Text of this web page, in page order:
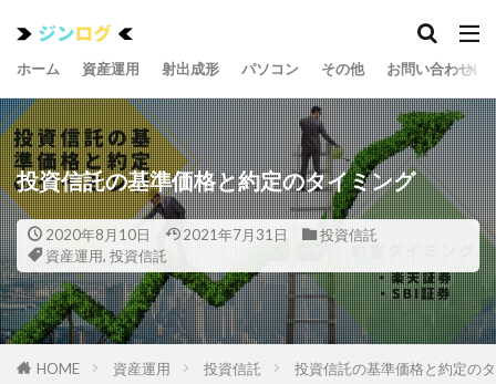
ホーム 資産運用 射出成形 パソコン その他 お問い合わせ
投資信託の基準価格と約定のタイミング
2020年8月10日 2021年7月31日
投資信託
資産運用, 投資信託
HOME 資産運用 投資信託 投資信託の基準価格と約定の